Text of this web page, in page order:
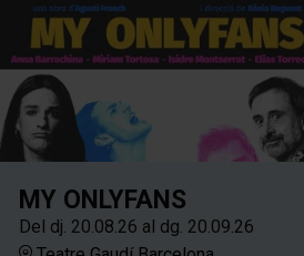
MY ONLYFANS
Del dj. 20.08.26 al dg. 20.09.26